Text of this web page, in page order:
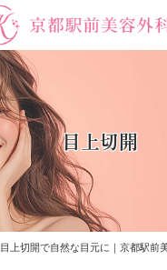
目上切開
目上切開で自然な目元に｜京都駅前